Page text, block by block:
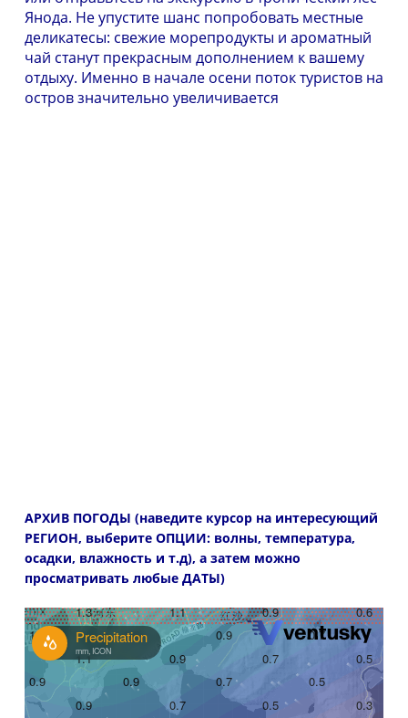
Янода. Не упустите шанс попробовать местные
деликатесы: свежие морепродукты и ароматный
чай станут прекрасным дополнением к вашему
отдыху. Именно в начале осени поток туристов на
остров значительно увеличивается
АРХИВ ПОГОДЫ (наведите курсор на интересующий
РЕГИОН, выберите ОПЦИИ: волны, температура,
осадки, влажность и т.д), а затем можно
просматривать любые ДАТЫ)